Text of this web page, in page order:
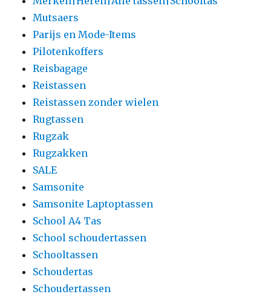
Mutsaers
Parijs en Mode-Items
Pilotenkoffers
Reisbagage
Reistassen
Reistassen zonder wielen
Rugtassen
Rugzak
Rugzakken
SALE
Samsonite
Samsonite Laptoptassen
School A4 Tas
School schoudertassen
Schooltassen
Schoudertas
Schoudertassen